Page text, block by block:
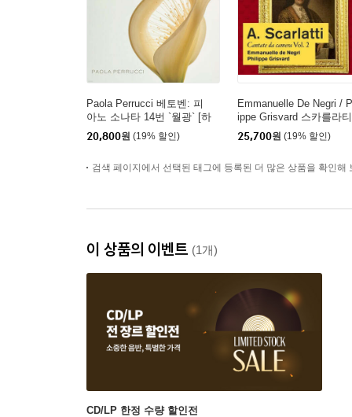
Paola Perrucci 베토벤: 피
아노 소나타 14번 `월광` [하
프 연주집] (Beethoven for
Harp)
20,800원 (19% 할인)
Emmanuelle De Negri /
ippe Grisvard 스카를라
실내 칸타타 Vol .2
i: Cantata Da Camera
25,700원 (19% 할인)
검색 페이지에서 선택된 태그에 등록된 더 많은 상품을 확인해
이 상품의 이벤트 (1개)
CD/LP 한정 수량 할인전